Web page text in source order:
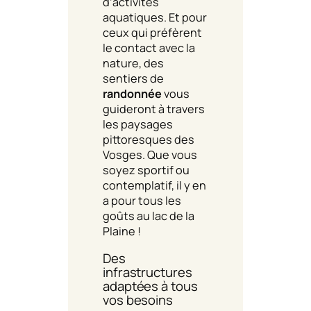
aquatiques. Et pour
ceux qui préfèrent
le contact avec la
nature, des
sentiers de
randonnéevous
guideront à travers
les paysages
pittoresques des
Vosges. Que vous
soyez sportif ou
contemplatif, il y en
a pour tous les
goûts au lac de la
Plaine !
Des
infrastructures
adaptées à tous
vos besoins